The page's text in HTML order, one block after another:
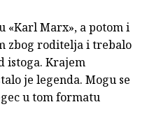
«Karl Marx», a potom i
zbog roditelja i trebalo
istoga. Krajem
je legenda. Mogu se
u tom formatu